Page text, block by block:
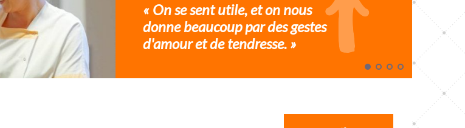
« On se sent utile, et on nous
donne beaucoup par des gestes
d'amour et de tendresse. »